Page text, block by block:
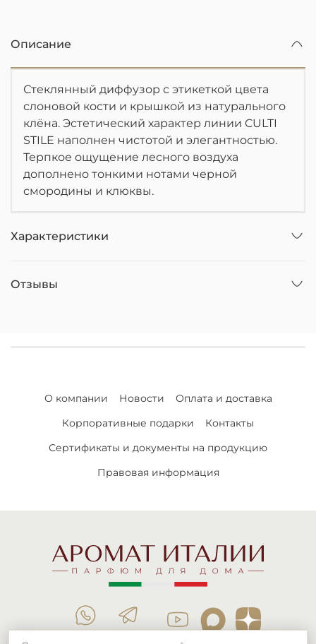
Описание
Стеклянный диффузор с этикеткой цвета
слоновой кости и крышкой из натурального
клёна. Эстетический характер линии CULTI
STILE наполнен чистотой и элегантностью.
Терпкое ощущение лесного воздуха
дополнено тонкими нотами черной
смородины и клюквы.
Характеристики
Отзывы
О компании Новости
Оплата и доставка
Корпоративные подарки
Контакты
Сертификаты и документы на продукцию
Правовая информация